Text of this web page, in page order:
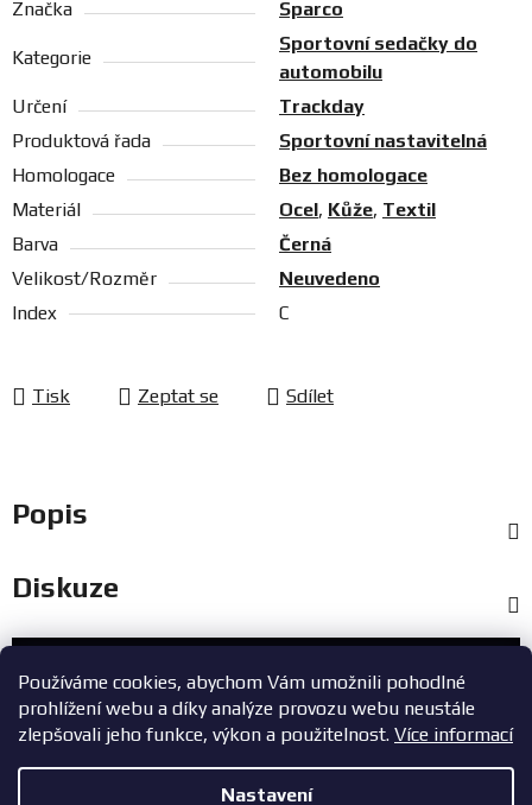
Používáme cookies, abychom Vám umožnili pohodlné
prohlížení webu a díky analýze provozu webu neustále
zlepšovali jeho funkce, výkon a použitelnost. Více informací
Nastavení
Značka Sparco
Kategorie
Sportovní sedačky do
automobilu
Určení
Trackday
Produktová řada
Sportovní nastavitelná
Homologace
Bez homologace
Materiál
Ocel, Kůže, Textil
Barva
Černá
Velikost/Rozměr
Neuvedeno
Index
C
Tisk Zeptat se Sdílet
Popis
Diskuze
Zákaznický servis
+420 603 785 748